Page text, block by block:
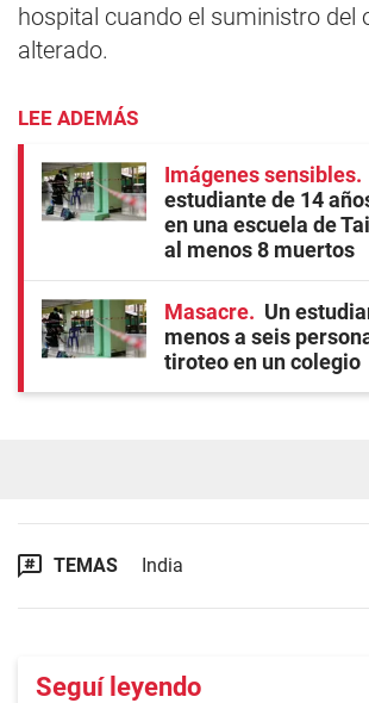
hospital cuando el suministro del
alterado.
LEE ADEMÁS
Imágenes sensibles
estudiante de 14
en una escuela de
al menos 8 muertos
Masacre
Un
menos a seis
tiroteo en un colegio
TEMAS India
Seguí leyendo